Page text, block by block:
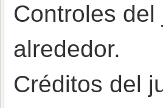
Controles
alrededor.
Créditos del